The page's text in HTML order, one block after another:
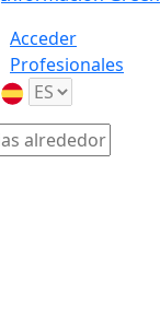
Acceder
Profesionales